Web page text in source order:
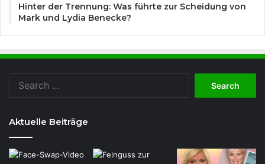
Hinter der Trennung: Was führte zur Scheidung von
Mark und Lydia Benecke?
Aktuelle Beiträge